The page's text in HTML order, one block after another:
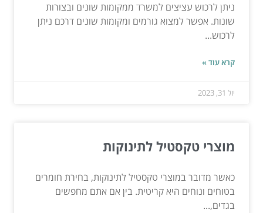
ניתן לרכוש עציצים למשרד ממקומות שונים ובצורות
שונות. אפשר למצוא גורמים ומקומות שונים דרכם ניתן
לרכוש...
קרא עוד »
יול 31, 2023
מוצרי טקסטיל לתינוקות
כאשר מדובר במוצרי טקסטיל לתינוקות, בחירת חומרים
בטוחים ונוחים היא קריטית. בין אם אתם מחפשים
בגדים,...